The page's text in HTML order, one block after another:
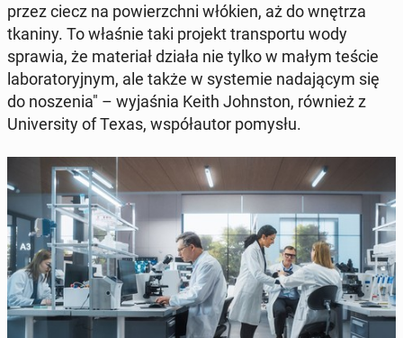
przez ciecz na po­wierzch­ni włókien, aż do wnętrza
tkaniny. To właśnie taki projekt trans­por­tu wody
sprawia, że ma­te­riał działa nie tylko w małym teście
la­bo­ra­to­ryj­nym, ale także w sys­te­mie na­da­ją­cym się
do no­sze­nia" – wy­ja­śnia Keith John­ston, również z
Uni­ver­si­ty of Texas, współ­au­tor pomysłu.